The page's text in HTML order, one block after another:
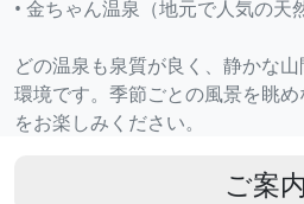
• 金ちゃん温泉（地元で人気の
どの温泉も泉質が良く、静かな
環境です。季節ごとの風景を眺
をお楽しみください。
ご案内